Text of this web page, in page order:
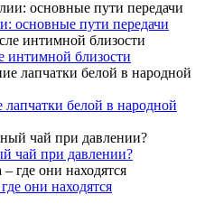
основные пути передачи
интимной близости
белой в народной
чай при давлении?
они находятся